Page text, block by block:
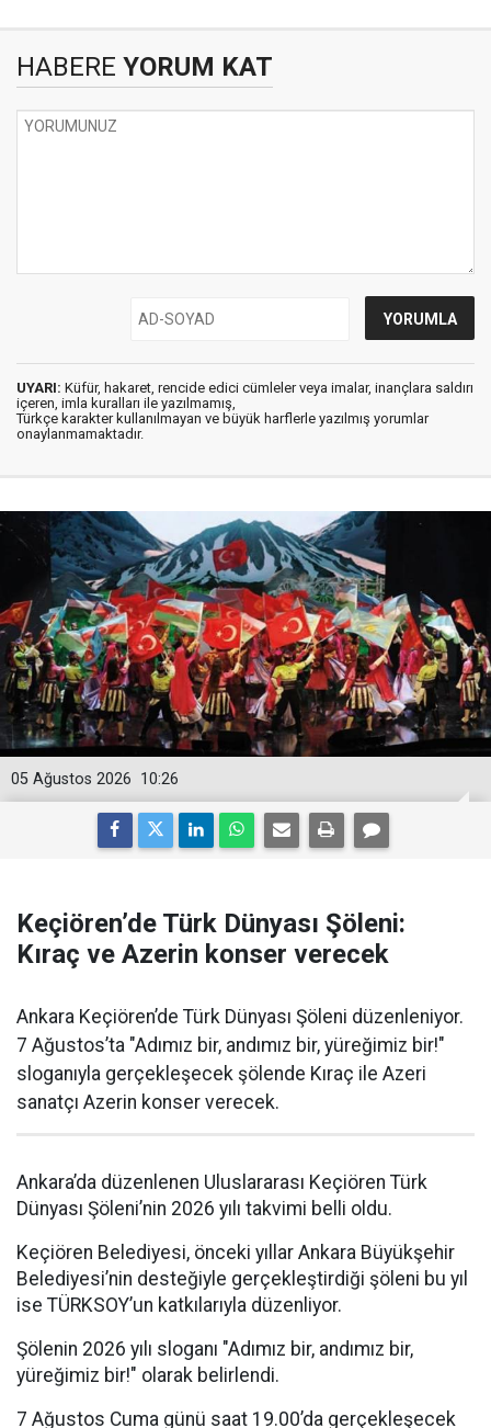
HABERE YORUM KAT
UYARI: Küfür, hakaret, rencide edici cümleler veya imalar, inançlara saldırı
içeren, imla kuralları ile yazılmamış,
Türkçe karakter kullanılmayan ve büyük harflerle yazılmış yorumlar
onaylanmamaktadır.
10:26
05 Ağustos 2026
Keçiören’de Türk Dünyası Şöleni:
Kıraç ve Azerin konser verecek
Ankara Keçiören’de Türk Dünyası Şöleni düzenleniyor.
7 Ağustos’ta "Adımız bir, andımız bir, yüreğimiz bir!"
sloganıyla gerçekleşecek şölende Kıraç ile Azeri
sanatçı Azerin konser verecek.
Ankara’da düzenlenen Uluslararası Keçiören Türk
Dünyası Şöleni’nin 2026 yılı takvimi belli oldu.
Keçiören Belediyesi, önceki yıllar Ankara Büyükşehir
Belediyesi’nin desteğiyle gerçekleştirdiği şöleni bu yıl
ise TÜRKSOY’un katkılarıyla düzenliyor.
Şölenin 2026 yılı sloganı "Adımız bir, andımız bir,
yüreğimiz bir!" olarak belirlendi.
7 Ağustos Cuma günü saat 19.00’da gerçekleşecek